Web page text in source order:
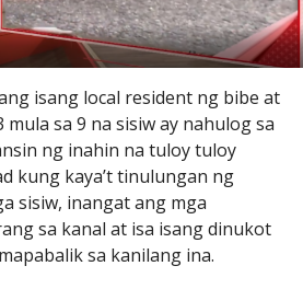
isang local resident ng bibe at
sa 9 na sisiw ay nahulog sa
ng inahin na tuloy tuloy
kung kaya’t tinulungan ng
sisiw, inangat ang mga
sa kanal at isa isang dinukot
sa kanilang ina.